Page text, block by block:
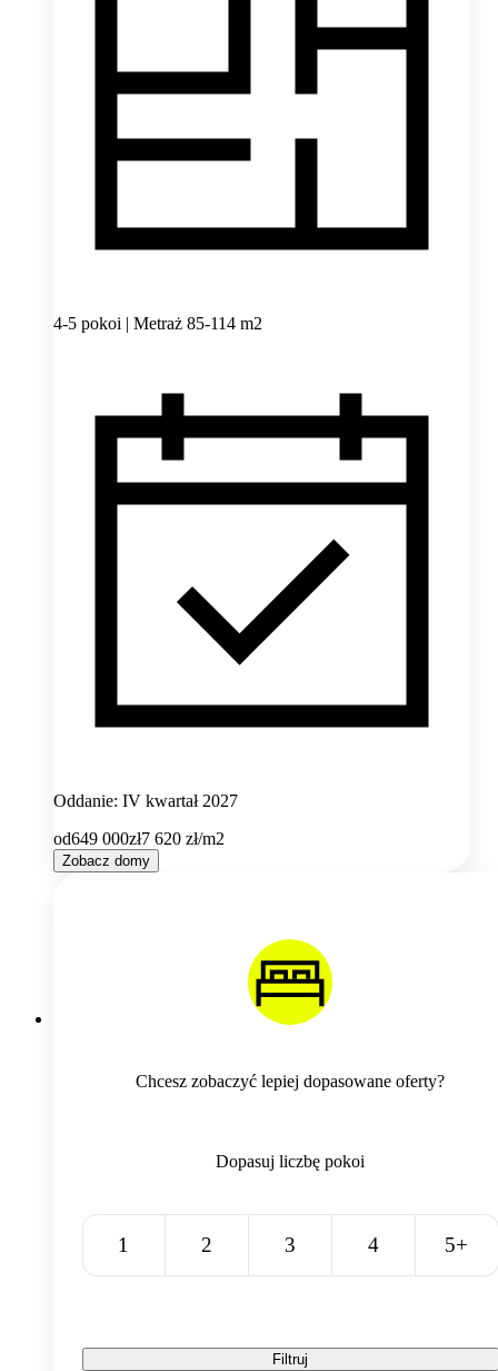
4-5 pokoi | Metraż 85-114 m2
Oddanie: IV kwartał 2027
od649 000zł7 620 zł/m2
Zobacz domy
Chcesz zobaczyć lepiej dopasowane oferty?
Dopasuj liczbę pokoi
1 2 3 4 5+
Filtruj